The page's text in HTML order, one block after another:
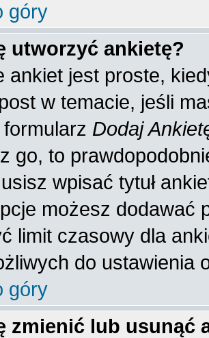
góry
utworzyć ankietę?
ankiet jest proste,
w temacie, jeśli
Dodaj
go, to
wpisać tytuł
możesz dodawać
limit czasowy dla
do ustawienia
góry
zmienić lub usunąć